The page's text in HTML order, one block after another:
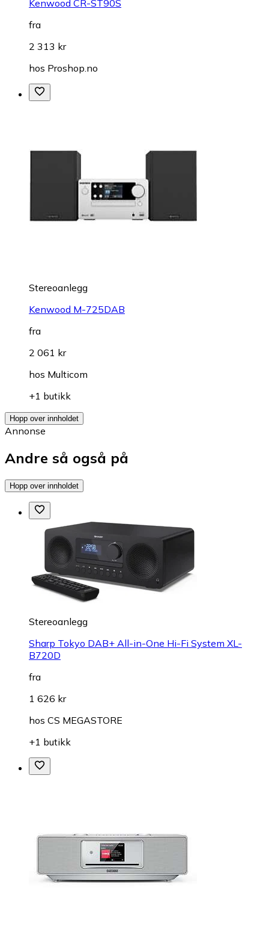
Kenwood CR-ST90S
fra
2 313 kr
hos Proshop.no
Stereoanlegg
Kenwood M-725DAB
fra
2 061 kr
hos Multicom
+1 butikk
Hopp over innholdet
Annonse
Andre så også på
Hopp over innholdet
Stereoanlegg
Sharp Tokyo DAB+ All-in-One Hi-Fi System XL-
B720D
fra
1 626 kr
hos CS MEGASTORE
+1 butikk